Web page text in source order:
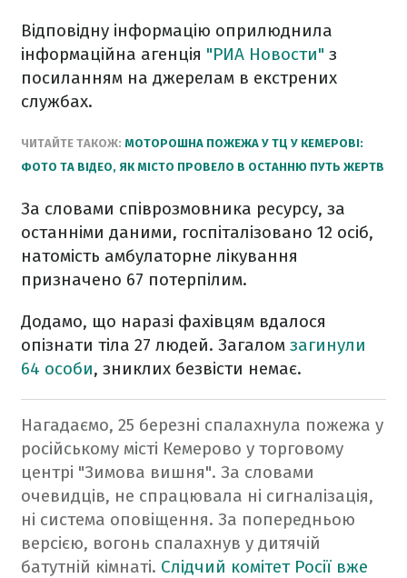
Відповідну інформацію оприлюднила
інформаційна агенція "РИА Новости" з
посиланням на джерелам в екстрених
службах.
ЧИТАЙТЕ ТАКОЖ: МОТОРОШНА ПОЖЕЖА У ТЦ У КЕМЕРОВІ:
ФОТО ТА ВІДЕО, ЯК МІСТО ПРОВЕЛО В ОСТАННЮ ПУТЬ ЖЕРТВ
За словами співрозмовника ресурсу, за
останніми даними, госпіталізовано 12 осіб,
натомість амбулаторне лікування
призначено 67 потерпілим.
Додамо, що наразі фахівцям вдалося
опізнати тіла 27 людей. Загалом загинули
64 особи, зниклих безвісти немає.
Нагадаємо, 25 березні спалахнула пожежа у
російському місті Кемерово у торговому
центрі "Зимова вишня". За словами
очевидців, не спрацювала ні сигналізація,
ні система оповіщення. За попередньою
версією, вогонь спалахнув у дитячій
батутній кімнаті. Слідчий комітет Росії вже